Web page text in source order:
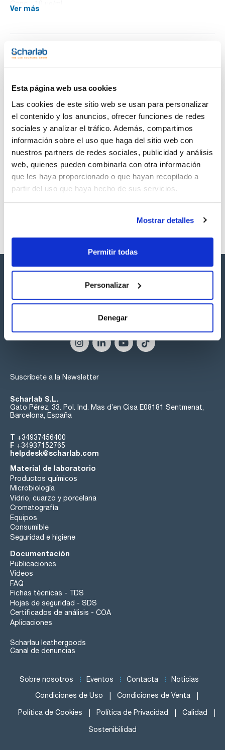
Esta página web usa cookies
Las cookies de este sitio web se usan para personalizar
el contenido y los anuncios, ofrecer funciones de redes
sociales y analizar el tráfico. Además, compartimos
información sobre el uso que haga del sitio web con
nuestros partners de redes sociales, publicidad y análisis
web, quienes pueden combinarla con otra información
que les haya proporcionado o que hayan recopilado a
partir del uso que haya hecho de sus servicios.
Mostrar detalles
Permitir todas
Personalizar
Denegar
CAS : [91-20-3]
Ver más
Documentación técnica
Regístrate para
descargas
descargas
SDS/ Hoja de seguridad
Regístrate para
descargas
Los productos marcados con esta imagen son
listos para una entrega inmediata.
Síguenos:
Suscríbete a la Newsletter
Scharlab S.L.
Gato Pérez, 33. Pol. Ind. Mas d’en Cisa E08181 Sentmenat,
Barcelona, España
T +34937456400
F +34937152765
helpdesk@scharlab.com
Material de laboratorio
Productos químicos
Microbiología
Vidrio, cuarzo y porcelana
Cromatografía
Equipos
Consumible
Seguridad e higiene
Documentación
Publicaciones
Videos
FAQ
Fichas técnicas - TDS
Hojas de seguridad - SDS
Certificados de análisis - COA
Aplicaciones
Scharlau leathergoods
Canal de denuncias
Sobre nosotros Eventos Contacta Noticias
Condiciones de Uso Condiciones de Venta
Política de Cookies Política de Privacidad Calidad
Sostenibilidad